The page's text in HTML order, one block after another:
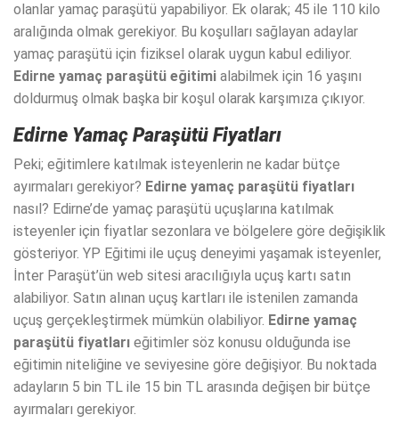
olanlar yamaç paraşütü yapabiliyor. Ek olarak; 45 ile 110 kilo
aralığında olmak gerekiyor. Bu koşulları sağlayan adaylar
yamaç paraşütü için fiziksel olarak uygun kabul ediliyor.
Edirne yamaç paraşütü eğitimi alabilmek için 16 yaşını
doldurmuş olmak başka bir koşul olarak karşımıza çıkıyor.
Edirne Yamaç Paraşütü Fiyatları
Peki; eğitimlere katılmak isteyenlerin ne kadar bütçe
ayırmaları gerekiyor? Edirne yamaç paraşütü fiyatları
nasıl? Edirne’de yamaç paraşütü uçuşlarına katılmak
isteyenler için fiyatlar sezonlara ve bölgelere göre değişiklik
gösteriyor. YP Eğitimi ile uçuş deneyimi yaşamak isteyenler,
İnter Paraşüt’ün web sitesi aracılığıyla uçuş kartı satın
alabiliyor. Satın alınan uçuş kartları ile istenilen zamanda
uçuş gerçekleştirmek mümkün olabiliyor. Edirne yamaç
paraşütü fiyatları eğitimler söz konusu olduğunda ise
eğitimin niteliğine ve seviyesine göre değişiyor. Bu noktada
adayların 5 bin TL ile 15 bin TL arasında değişen bir bütçe
ayırmaları gerekiyor.